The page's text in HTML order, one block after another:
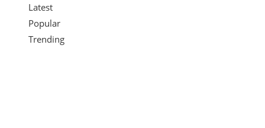
Latest
Popular
Trending